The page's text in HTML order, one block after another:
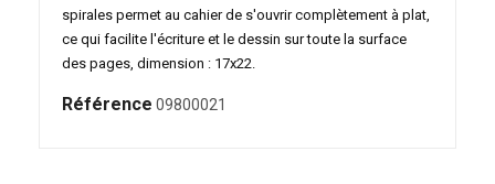
spirales permet au cahier de s'ouvrir complètement à plat,
ce qui facilite l'écriture et le dessin sur toute la surface
des pages, dimension : 17x22.
Référence 09800021